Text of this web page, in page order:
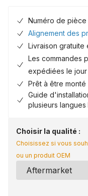
Numéro de pièce
Alignement des
Livraison gratuite
Les commandes
expédiées le jour
Prêt à être monté
Guide
plusieurs langues
Choisir la qualité :
Choisissez si vous
ou un produit OEM